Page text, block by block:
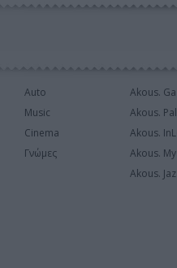
Auto
Music
Cinema
Γνώμες
Akous.
Akous.
Akous.
Akous.
Akous.